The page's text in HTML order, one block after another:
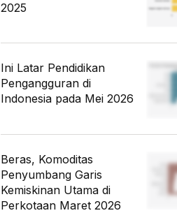
2025
Ini Latar Pendidikan
Pengangguran di
Indonesia pada Mei 2026
Beras, Komoditas
Penyumbang Garis
Kemiskinan Utama di
Perkotaan Maret 2026